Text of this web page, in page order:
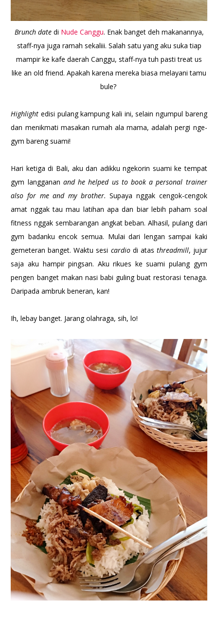
Brunch date di Nude Canggu. Enak banget deh makanannya,
staff-nya juga ramah sekaliii. Salah satu yang aku suka tiap
mampir ke kafe daerah Canggu, staff-nya tuh pasti treat us
like an old friend. Apakah karena mereka biasa melayani tamu
bule?
Highlightedisi pulang kampung kali ini, selain ngumpul bareng
dan menikmati masakan rumah ala mama, adalah pergi nge-
gym bareng suami!
Hari ketiga di Bali, aku dan adikku ngekorin suami ke tempat
gym langganan and he helped us to book a personal trainer
also for me and my brother. Supaya nggak cengok-cengok
amat nggak tau mau latihan apa dan biar lebih paham soal
fitness nggak sembarangan angkat beban. Alhasil, pulang dari
gym badanku encok semua. Mulai dari lengan sampai kaki
gemeteran banget. Waktu sesi cardiodi atas threadmill, jujur
saja aku hampir pingsan. Aku rikues ke suami pulang gym
pengen banget makan nasi babi guling buat restorasi tenaga.
Daripada ambruk beneran, kan!
Ih, lebay banget. Jarang olahraga, sih, lo!